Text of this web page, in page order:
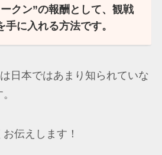
クン”の報酬として、観戦
手に入れる方法です。
日本ではあまり知られていな
伝えします！